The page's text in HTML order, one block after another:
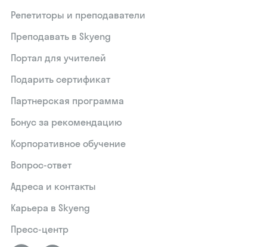
Репетиторы и преподаватели
Преподавать в Skyeng
Портал для учителей
Подарить сертификат
Партнерская программа
Бонус за рекомендацию
Корпоративное обучение
Вопрос-ответ
Адреса и контакты
Карьера в Skyeng
Пресс-центр